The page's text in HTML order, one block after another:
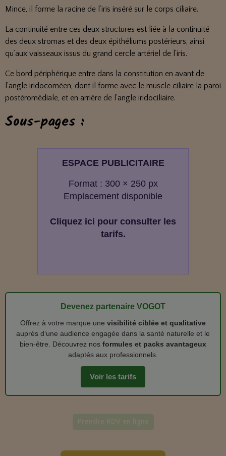
Mince, il forme la racine de l’iris inséré sur le corps ciliaire.
La continuité entre ces deux structures est liée à la continuité
des deux stromas et des deux épithéliums postérieurs, ainsi
qu’aux vaisseaux issus du grand cercle artériel de l’iris.
Ce bord périphérique entre dans la constitution en avant de
l’angle iridocornéen, dont il forme avec le muscle ciliaire la paroi
postéromédiale, et en arrière de l’angle iridociliaire.
Sous-pages :
ESPACE PUBLICITAIRE
Format : 300 × 250 px
Emplacement disponible
Cliquez ici pour consulter les
tarifs.
Devenez partenaire VOGOT
Offrez à votre marque une visibilité ciblée et qualitative
auprès d’une audience engagée dans la santé naturelle et le
bien‑être. Découvrez nos formules et packs avantageux
adaptés aux professionnels.
Voir les tarifs